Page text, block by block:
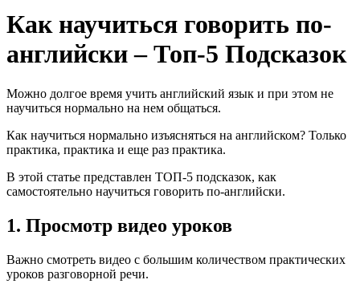
Как научиться говорить по-
английски – Топ-5 Подсказок
Можно долгое время учить английский язык и при этом не
научиться нормально на нем общаться.
Как научиться нормально изъясняться на английском? Только
практика, практика и еще раз практика.
В этой статье представлен ТОП-5 подсказок, как
самостоятельно научиться говорить по-английски.
1. Просмотр видео уроков
Важно смотреть видео с большим количеством практических
уроков разговорной речи.